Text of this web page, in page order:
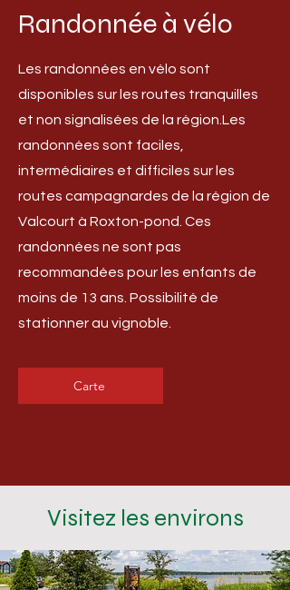
Randonnée à vélo
Les randonnées en vélo sont
disponibles sur les routes tranquilles
et non signalisées de la région.Les
randonnées sont faciles,
intermédiaires et difficiles sur les
routes campagnardes de la région de
Valcourt à Roxton-pond. Ces
randonnées ne sont pas
recommandées pour les enfants de
moins de 13 ans. Possibilité de
stationner au vignoble.
Carte
Visitez les environs